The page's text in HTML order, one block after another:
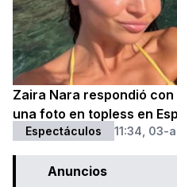
Zaira Nara respondió
una foto en topless en
Espectáculos 11:34, 03-
Anuncios